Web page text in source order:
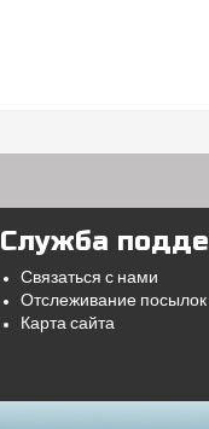
Служба
Связаться с нами
Отслеживание посылок
Карта сайта